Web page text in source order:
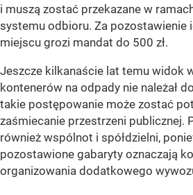
i muszą zostać przekazane w
systemu odbioru. Za pozostawienie
miejscu grozi mandat do 500 zł.
Jeszcze kilkanaście lat temu widok
kontenerów na odpady nie należał
takie postępowanie może zostać
zaśmiecanie przestrzeni publicznej.
również wspólnot i spółdzielni,
pozostawione gabaryty oznaczają
organizowania dodatkowego